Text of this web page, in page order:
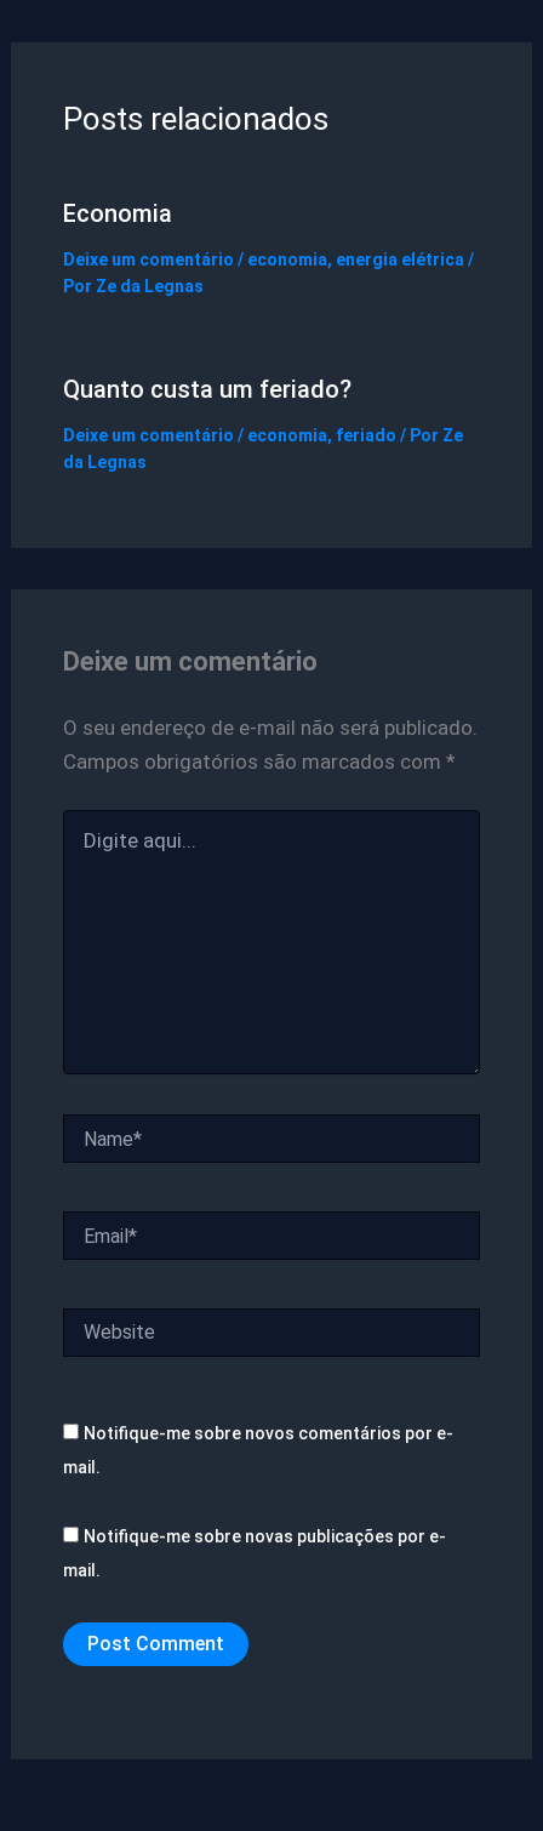
Posts relacionados
Economia
Deixe um comentário / economia, energia elétrica/
Por Ze da Legnas
Quanto custa um feriado?
Deixe um comentário / economia, feriado / Por Ze
da Legnas
Deixe um comentário
O seu endereço de e-mail não será publicado.
Campos obrigatórios são marcados com *
aqui...
Notifique-me sobre novos comentários por e-
mail.
Notifique-me sobre novas publicações por e-
mail.